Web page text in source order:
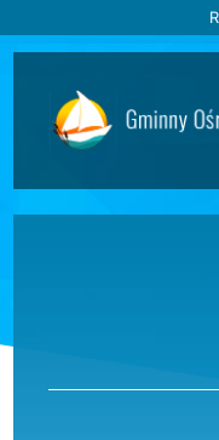
Przejdź do głównej
«